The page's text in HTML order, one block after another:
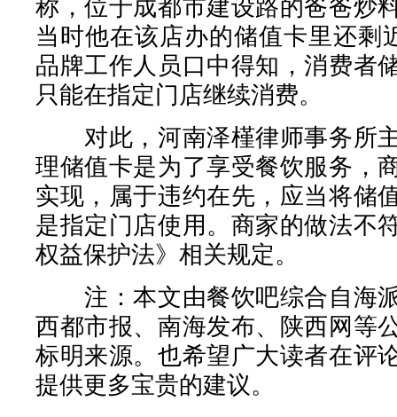
称，位于成都市建设路的爸爸炒
当时他在该店办的储值卡里还剩
品牌工作人员口中得知，消费者
只能在指定门店继续消费。
对此，河南泽槿律师事务所
理储值卡是为了享受餐饮服务，
实现，属于违约在先，应当将储
是指定门店使用。商家的做法不
权益保护法》相关规定。
注：本文由餐饮吧综合自海
西都市报、南海发布、陕西网等
标明来源。也希望广大读者在评
提供更多宝贵的建议。